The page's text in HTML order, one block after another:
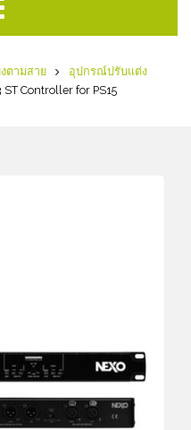
ตามสาย
อุปกรณ์ปรับแต่ง
ST Controller for PS15